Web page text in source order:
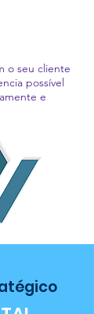
o seu cliente
possível
e